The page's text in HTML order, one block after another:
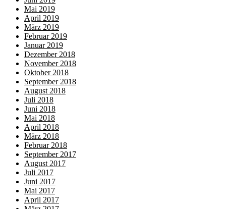
Mai 2019
April 2019
März 2019
Februar 2019
Januar 2019
Dezember 2018
November 2018
Oktober 2018
September 2018
August 2018
Juli 2018
Juni 2018
Mai 2018
April 2018
März 2018
Februar 2018
September 2017
August 2017
Juli 2017
Juni 2017
Mai 2017
April 2017